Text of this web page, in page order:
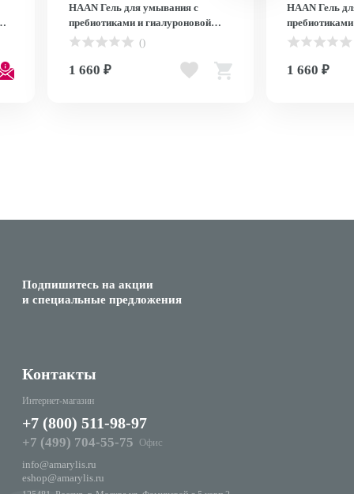
HAAN Гель для умывания с
пребиотиками и гиалуроновой
кислотой для нормальной
кожи/Hyaluronic Face Cleanser for
Normal to Combination Skin, 200мл
()
1 660 ₽
HAAN Гель
для
for Oily Skin,
1 660 ₽
Подпишитесь на акции
и специальные предложения
Контакты
Интернет-магазин
+7 (800) 511-98-97
+7 (499) 704-55-75 Офис
info@amarylis.ru
eshop@amarylis.ru